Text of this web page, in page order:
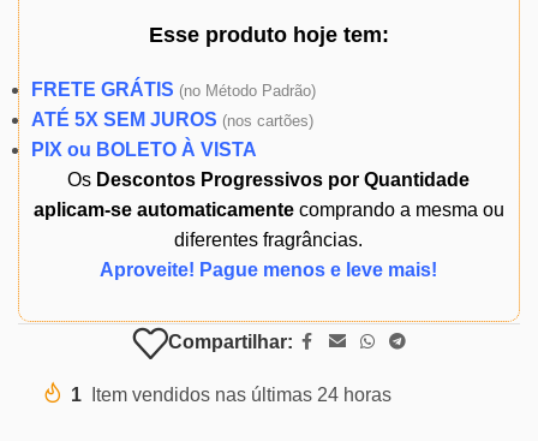
Esse produto hojetem:
FRETE GRÁTIS (no Método Padrão)
ATÉ 5X SEM JUROS (nos cartões)
PIX ou BOLETO À VISTA
Os Descontos Progressivos por Quantidade
aplicam-se automaticamentecomprando a mesma ou
diferentes fragrâncias.
Aproveite! Pague menos e leve mais!
Compartilhar:
1 Item vendidos nas últimas 24 horas